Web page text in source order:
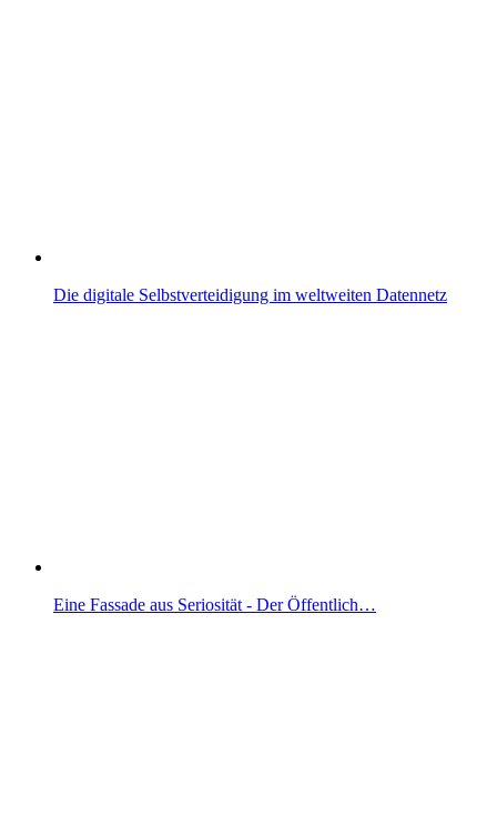
Die digitale Selbstverteidigung im weltweiten Datennetz
Eine Fassade aus Seriosität - Der Öffentlich…